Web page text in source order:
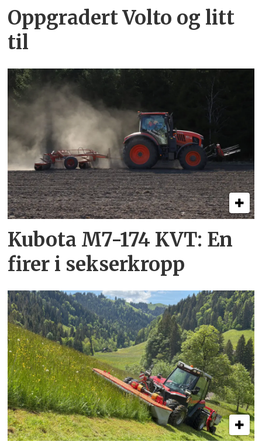
Oppgradert Volto og litt
til
Kubota M7-174 KVT: En
firer i sekserkropp